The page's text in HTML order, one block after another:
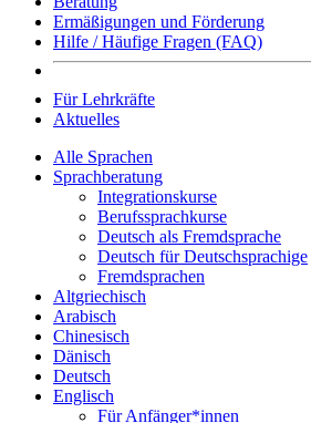
Ermäßigungen und Förderung
Hilfe / Häufige Fragen (FAQ)
Für Lehrkräfte
Aktuelles
Alle Sprachen
Sprachberatung
Integrationskurse
Berufssprachkurse
Deutsch als Fremdsprache
Deutsch für Deutschsprachige
Fremdsprachen
Altgriechisch
Arabisch
Chinesisch
Dänisch
Deutsch
Englisch
Für Anfänger*innen